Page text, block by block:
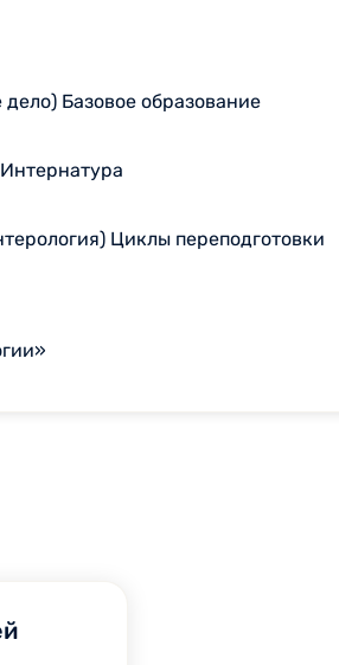
Базовое образование
Циклы переподготовки